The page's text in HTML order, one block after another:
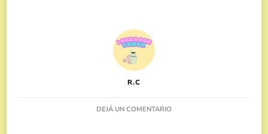
R.C
DEJÁ UN COMENTARIOEN